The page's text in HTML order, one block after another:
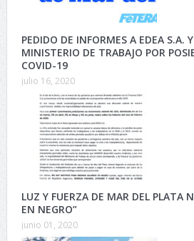
PEDIDO DE INFORMES A EDEA S.A.
MINISTERIO DE TRABAJO POR
COVID-19
julio 16, 2020
LUZ Y FUERZA DE MAR DEL PLATA
EN NEGRO”
junio 01, 2020